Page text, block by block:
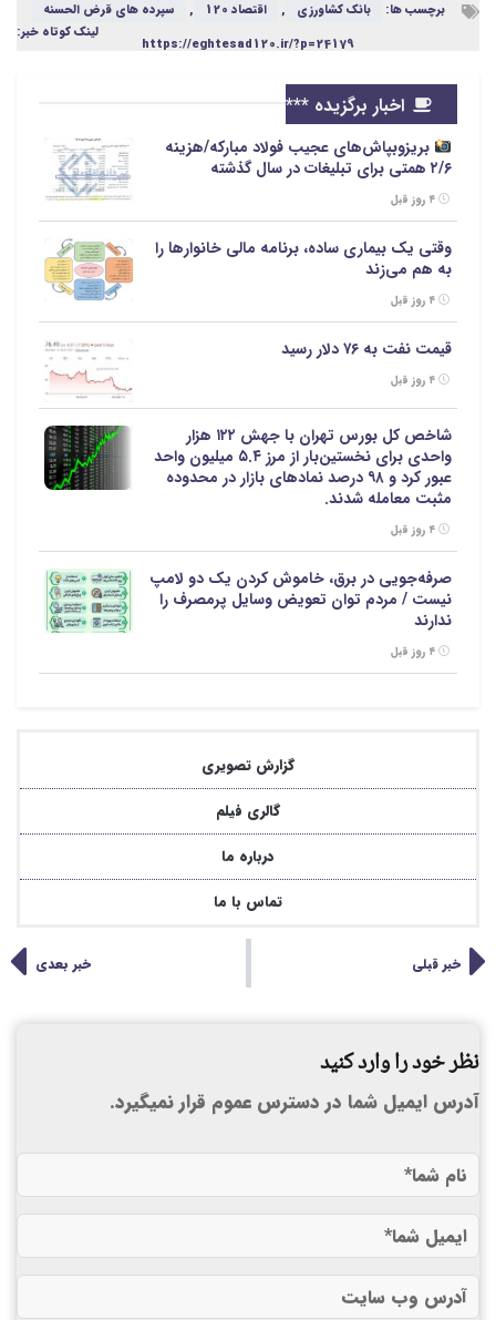
برچسب ها: بانک کشاورزی , اقتصاد 120 ,
سپرده های قرض الحسنه
لینک کوتاه خبر:
https://eghtesad120.ir/?p=24179
اخبار برگزیده ***
بریزوبپاش‌های عجیب فولاد مبارکه/هزینه
۲/۶ همتی برای تبلیغات در سال گذشته
وقتی یک بیماری ساده، برنامه مالی خانوارها را
به هم می‌زند
قیمت نفت به ۷۶ دلار رسید
شاخص کل بورس تهران با جهش ۱۲۲ هزار
واحدی برای نخستین‌بار از مرز ۵.۴ میلیون واحد
عبور کرد و ۹۸ درصد نمادهای بازار در محدوده
مثبت معامله شدند.
صرفه‌جویی در برق، خاموش کردن یک دو لامپ
نیست / مردم توان تعویض وسایل پرمصرف را
ندارند
گزارش تصویری
گالری فیلم
درباره ما
تماس با ما
خبر قبلی خبر بعدی
نظر خود را وارد کنید
آدرس ایمیل شما در دسترس عموم قرار نمیگیرد.